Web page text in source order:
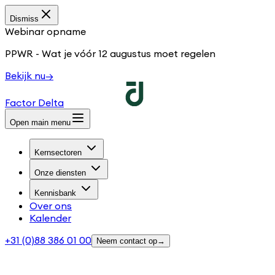
Dismiss
Webinar opname
PPWR - Wat je vóór 12 augustus moet regelen
Bekijk nu→
Factor Delta
Open main menu
Kernsectoren
Onze diensten
Kennisbank
Over ons
Kalender
+31 (0)88 386 01 00
Neem contact op→